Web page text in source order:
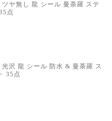
ヤ無し 龍 シール 曼荼羅 ステ
点
沢 龍 シール 防水 & 曼荼羅 ス
35点